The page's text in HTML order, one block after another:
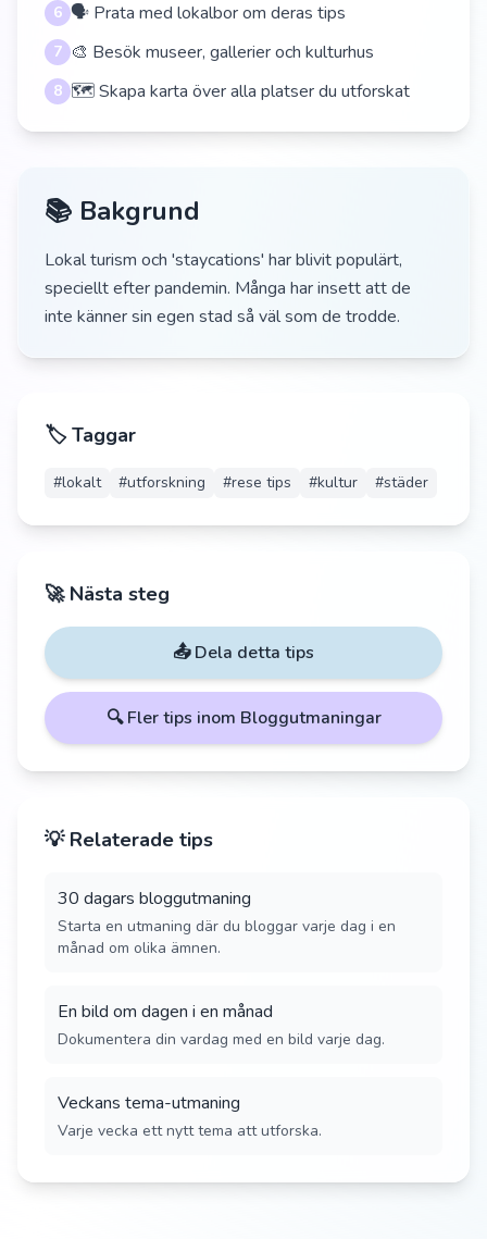
6 🗣️ Prata med lokalbor om deras tips
7 🎨 Besök museer, gallerier och kulturhus
8 🗺️ Skapa karta över alla platser du utforskat
📚 Bakgrund
Lokal turism och 'staycations' har blivit populärt,
speciellt efter pandemin. Många har insett att de
inte känner sin egen stad så väl som de trodde.
🏷️ Taggar
#lokalt #utforskning #rese tips #kultur #städer
🚀 Nästa steg
📤 Dela detta tips
🔍 Fler tips inom Bloggutmaningar
💡 Relaterade tips
30 dagars bloggutmaning
Starta en utmaning där du bloggar varje dag i en
månad om olika ämnen.
En bild om dagen i en månad
Dokumentera din vardag med en bild varje dag.
Veckans tema-utmaning
Varje vecka ett nytt tema att utforska.